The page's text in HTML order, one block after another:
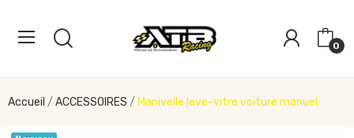
0
Accueil ACCESSOIRES Manivelle leve-vitre voiture manuel